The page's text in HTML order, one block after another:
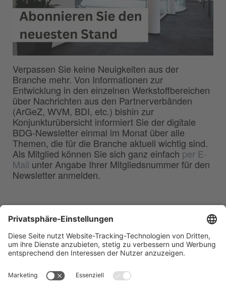
Verpassen Sie keine Neuigkeiten aus der
Branche mehr. Von Informationen zur
Entwicklung in den einzelnen Werkstoffbereichen
über Nachrichten aus den Partnerverbänden
(ArGeZ, WVM, BDI, etc.) bishin zur
Konjunkturübersicht informiert Sie der digitale
BDG-Newsletter einmal im Monat über alle
Themen, die für die Branche aktuell wichtig sind.
Als Mitglied können Sie sich ganz einfach per E-
Mail unter Angabe Ihrer Mitgliedsnummer für den
Newsletter anmelden.
Deutschen Gießerei-Industrie e.V.